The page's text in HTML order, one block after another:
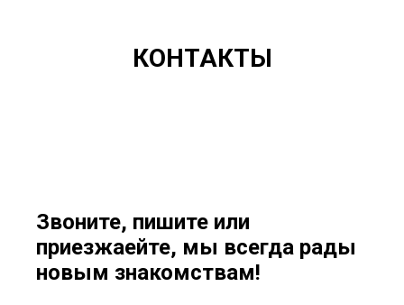
КОНТАКТЫ
Звоните, пишите или
приезжаейте, мы всегда рады
новым знакомствам!